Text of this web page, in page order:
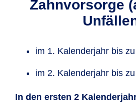
Zahn­vorsorge
im 1. Kalenderjahr bis
im 2. Kalenderjahr bis
In den ersten 2 Kalender